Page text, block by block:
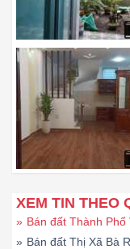
XEM TIN THEO
» Bán đất Thành Phố
» Bán đất Thị Xã Bà